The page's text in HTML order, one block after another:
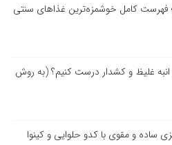
فهرست کامل خوشمزه‌ترین غذاهای سنتی
غلیظ و کشدار درست کنیم؟ (به روش
ساده و مقوی با کدو حلوایی و کینوا